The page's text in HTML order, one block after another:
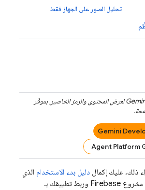
تحليل الصور على الجهاز فقط
لعرض المحتوى والرمز الخاصين بموفّر
Gemini
Agent Platform
ذلك، عليك إكمال دليل بدء الاستخدام الذي
يوضّح كيفية إعداد مشروع Firebase وربط تطبيقك بـ